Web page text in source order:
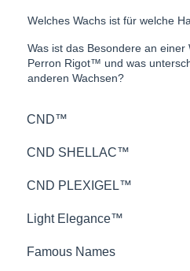
Welches Wachs ist für welche
Was ist das Besondere an einer
Perron Rigot™ und was
anderen Wachsen?
CND™
Retention™
CND™ Brisa
Nailcare
Theorie
CND SHELLAC™
Haltbarkeit
Auftragen
Materialeigenschaften
CND PLEXIGEL™
Anwendung
Produktwissen
Light Elegance™
Gele
Famous Names